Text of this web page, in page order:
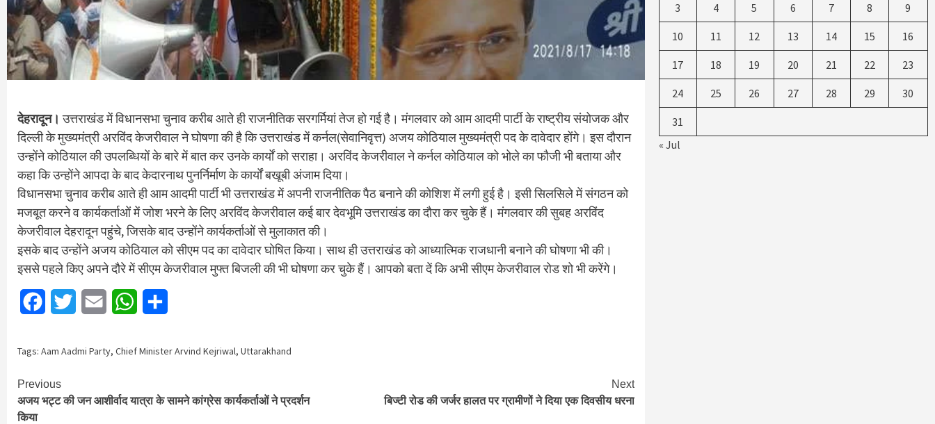
देहरादून। उत्तराखंड में विधानसभा चुनाव करीब आते ही राजनीतिक सरगर्मियां तेज हो गई है। मंगलवार को आम आदमी पार्टी के राष्ट्रीय संयोजक और
दिल्ली के मुख्यमंत्री अरविंद केजरीवाल ने घोषणा की है कि उत्तराखंड में कर्नल(सेवानिवृत्त) अजय कोठियाल मुख्यमंत्री पद के दावेदार होंगे। इस दौरान
उन्होंने कोठियाल की उपलब्धियों के बारे में बात कर उनके कार्यों को सराहा। अरविंद केजरीवाल ने कर्नल कोठियाल को भोले का फौजी भी बताया और
कहा कि उन्होंने आपदा के बाद केदारनाथ पुनर्निर्माण के कार्यों बखूबी अंजाम दिया।
विधानसभा चुनाव करीब आते ही आम आदमी पार्टी भी उत्तराखंड में अपनी राजनीतिक पैठ बनाने की कोशिश में लगी हुई है। इसी सिलसिले में संगठन को
मजबूत करने व कार्यकर्ताओं में जोश भरने के लिए अरविंद केजरीवाल कई बार देवभूमि उत्तराखंड का दाैरा कर चुके हैं। मंगलवार की सुबह अरविंद
केजरीवाल देहरादून पहुंचे, जिसके बाद उन्होंने कार्यकर्ताओं से मुलाकात की।
इसके बाद उन्होंने अजय कोठियाल को सीएम पद का दावेदार घोषित किया। साथ ही उत्तराखंड को आध्यात्मिक राजधानी बनाने की घोषणा भी की।
इससे पहले किए अपने दौरे में सीएम केजरीवाल मुफ्त बिजली की भी घोषणा कर चुके हैं। आपको बता दें कि अभी सीएम केजरीवाल रोड शो भी करेंगे।
FacebookTwitter Email WhatsApp
Tags: Aam Aadmi Party, Chief Minister Arvind Kejriwal, Uttarakhand
Continue
Reading
Previous
अजय भट्ट की जन आशीर्वाद यात्रा के सामने कांग्रेस कार्यकर्ताओं ने प्रदर्शन
किया
Next
बिज्टी रोड की जर्जर हालत पर ग्रामीणों ने दिया एक दिवसीय धरना
3 4 5 6 7 8 9
10 11 12 13 14 15 16
17 18 19 20 21 22 23
24 25 26 27 28 29 30
31
« Jul